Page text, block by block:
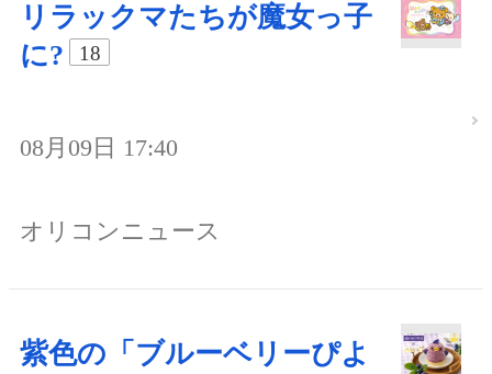
リラックマたちが魔女っ子
に?
18
08月09日 17:40
オリコンニュース
紫色の「ブルーベリーぴよ